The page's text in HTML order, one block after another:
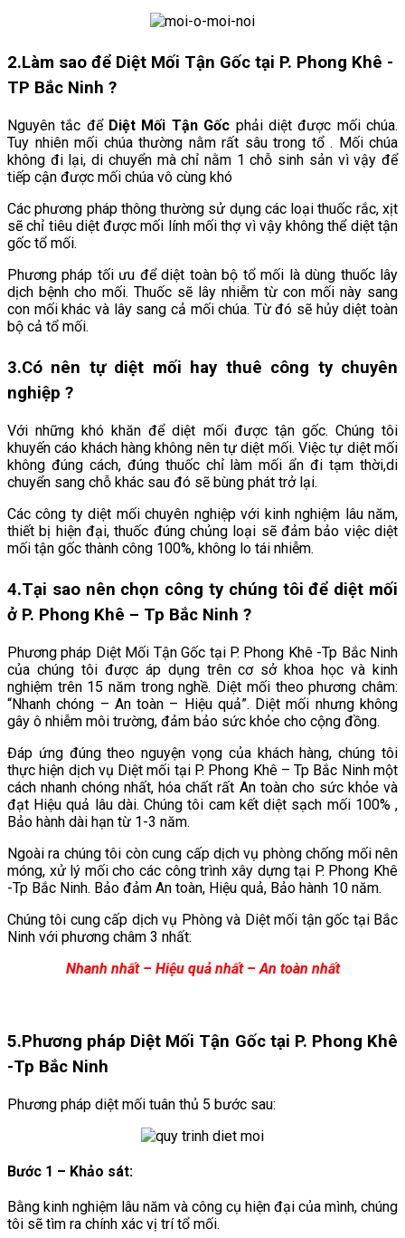
2.Làm sao để Diệt Mối Tận Gốc tại P. Phong Khê -
TP Bắc Ninh ?
Nguyên tắc để Diệt Mối Tận Gốc phải diệt được mối chúa.
Tuy nhiên mối chúa thường nằm rất sâu trong tổ . Mối chúa
không đi lại, di chuyển mà chỉ nằm 1 chỗ sinh sản vì vậy để
tiếp cận được mối chúa vô cùng khó
Các phương pháp thông thường sử dụng các loại thuốc rắc, xịt
sẽ chỉ tiêu diệt được mối lính mối thợ vì vậy không thể diệt tận
gốc tổ mối.
Phương pháp tối ưu để diệt toàn bộ tổ mối là dùng thuốc lây
dịch bệnh cho mối. Thuốc sẽ lây nhiễm từ con mối này sang
con mối khác và lây sang cả mối chúa. Từ đó sẽ hủy diệt toàn
bộ cả tổ mối.
3.Có nên tự diệt mối hay thuê công ty chuyên
nghiệp ?
Với những khó khăn để diệt mối được tận gốc. Chúng tôi
khuyến cáo khách hàng không nên tự diệt mối. Việc tự diệt mối
không đúng cách, đúng thuốc chỉ làm mối ẩn đi tạm thời,di
chuyển sang chỗ khác sau đó sẽ bùng phát trở lại.
Các công ty diệt mối chuyên nghiệp với kinh nghiệm lâu năm,
thiết bị hiện đại, thuốc đúng chủng loại sẽ đảm bảo việc diệt
mối tận gốc thành công 100%, không lo tái nhiễm.
4.Tại sao nên chọn công ty chúng tôi để diệt mối
ở P. Phong Khê – Tp Bắc Ninh ?
Phương pháp Diệt Mối Tận Gốc tại P. Phong Khê -Tp Bắc Ninh
của chúng tôi được áp dụng trên cơ sở khoa học và kinh
nghiệm trên 15 năm trong nghề. Diệt mối theo phương châm:
“Nhanh chóng – An toàn – Hiệu quả”. Diệt mối nhưng không
gây ô nhiễm môi trường, đảm bảo sức khỏe cho cộng đồng.
Đáp ứng đúng theo nguyện vọng của khách hàng, chúng tôi
thực hiện dịch vụ Diệt mối tại P. Phong Khê – Tp Bắc Ninh một
cách nhanh chóng nhất, hóa chất rất An toàn cho sức khỏe và
đạt Hiệu quả lâu dài. Chúng tôi cam kết diệt sạch mối 100% ,
Bảo hành dài hạn từ 1-3 năm.
Ngoài ra chúng tôi còn cung cấp dịch vụ phòng chống mối nên
móng, xử lý mối cho các công trình xây dựng tại P. Phong Khê
-Tp Bắc Ninh. Bảo đảm An toàn, Hiệu quả, Bảo hành 10 năm.
Chúng tôi cung cấp dịch vụ Phòng và Diệt mối tận gốc tại Bắc
Ninh với phương châm 3 nhất:
Nhanh nhất – Hiệu quả nhất – An toàn nhất
5.Phương pháp Diệt Mối Tận Gốc tại P. Phong Khê
-Tp Bắc Ninh
Phương pháp diệt mối tuân thủ 5 bước sau:
Bước 1 – Khảo sát:
Bằng kinh nghiệm lâu năm và công cụ hiện đại của mình, chúng
tôi sẽ tìm ra chính xác vị trí tổ mối.